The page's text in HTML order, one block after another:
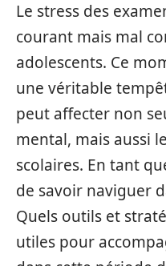
Le stress des
courant mais mal
adolescents. Ce
une véritable
peut affecter non
mental, mais aussi
scolaires. En tant
de savoir naviguer
Quels outils et
utiles pour